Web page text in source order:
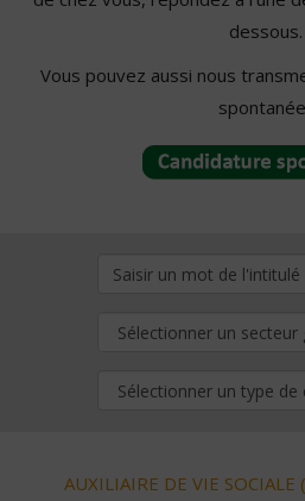
dessous.
Vous pouvez aussi nous
AUXILIAIRE DE VIE SOCIALE